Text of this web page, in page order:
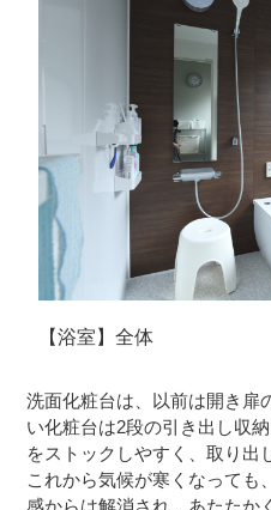
【浴室】全体
洗面化粧台は、以前は開き扉
い化粧台は2段の引き出し収
をストックしやすく、取り出
これから気候が寒くなっても